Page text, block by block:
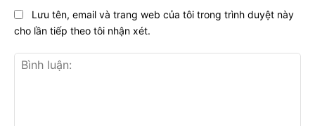
Lưu tên, email và trang web của tôi trong trình duyệt này
cho lần tiếp theo tôi nhận xét.